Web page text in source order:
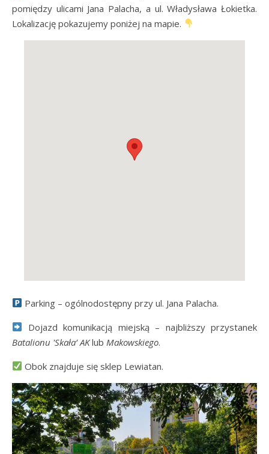
pomiędzy ulicami Jana Palacha, a ul. Władysława Łokietka.
Lokalizację pokazujemy poniżej na mapie.
Parking – ogólnodostępny przy ul. Jana Palacha.
Dojazd komunikacją miejską – najbliższy przystanek
Batalionu 'Skała’ AKlub Makowskiego.
Obok znajduje się sklep Lewiatan.